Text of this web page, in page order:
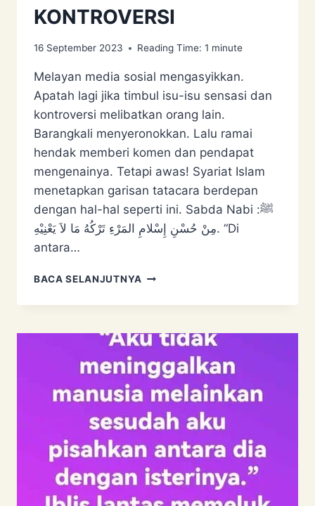
KONTROVERSI
16 September 2023 Reading Time: 1 minute
Melayan media sosial mengasyikkan.
Apatah lagi jika timbul isu-isu sensasi dan
kontroversi melibatkan orang lain.
Barangkali menyeronokkan. Lalu ramai
hendak memberi komen dan pendapat
mengenainya. Tetapi awas! Syariat Islam
menetapkan garisan tatacara berdepan
dengan hal-hal seperti ini. Sabda Nabi ﷺ:
مِنْ حُسْنِ إِسْلامِ المَرْءِ تَرْكُهُ مَا لاَ يَعْنِيْهِ. “Di
antara…
BACA SELANJUTNYA BERI
ISU
&
KONTROVERSI